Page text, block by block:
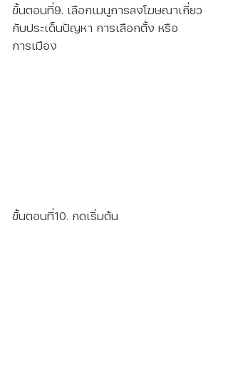
ขั้นตอนที่9. เลือกเมนูการลงโฆษณาเกี่ยว
กับประเด็นปัญหา การเลือกตั้ง หรือ
การเมือง
ขั้นตอนที่10. กดเริ่มต้น